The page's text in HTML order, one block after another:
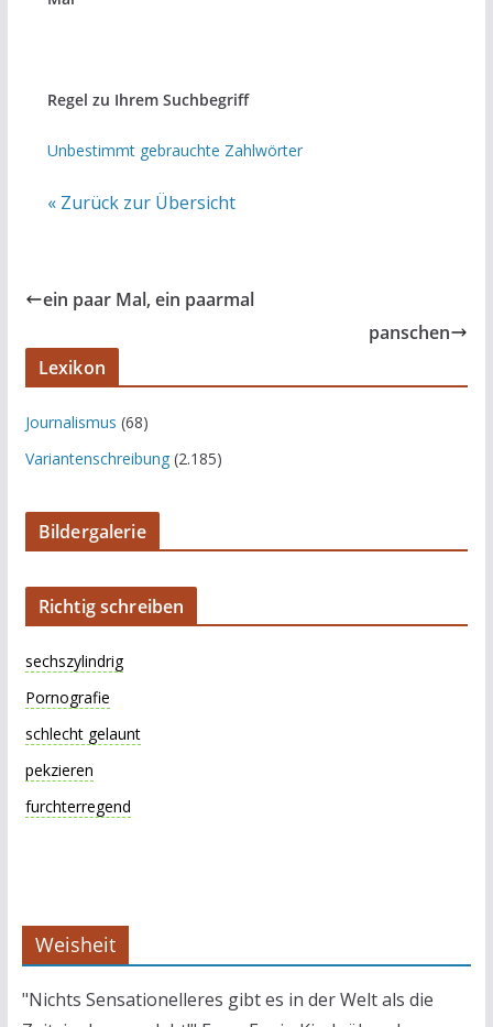
Regel zu Ihrem Suchbegriff
Unbestimmt gebrauchte Zahlwörter
« Zurück zur Übersicht
ein paar Mal, ein paarmal
panschen
Lexikon
Journalismus (68)
Variantenschreibung(2.185)
Bildergalerie
Richtig schreiben
sechszylindrig
Pornografie
schlecht gelaunt
pekzieren
furchterregend
Weisheit
"Nichts Sensationelleres gibt es in der Welt als die